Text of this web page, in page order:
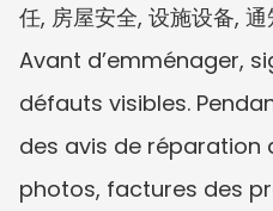
任, 房屋安全, 设施设备,
Avant d’emménager,
défauts visibles.
des avis de réparation
photos, factures des